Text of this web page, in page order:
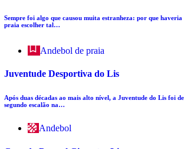
Sempre foi algo que causou muita estranheza: por que haveria
praia escolher tal…
Andebol de praia
Juventude Desportiva do Lis
Após duas décadas ao mais alto nível, a Juventude do Lis foi
segundo escalão na…
Andebol